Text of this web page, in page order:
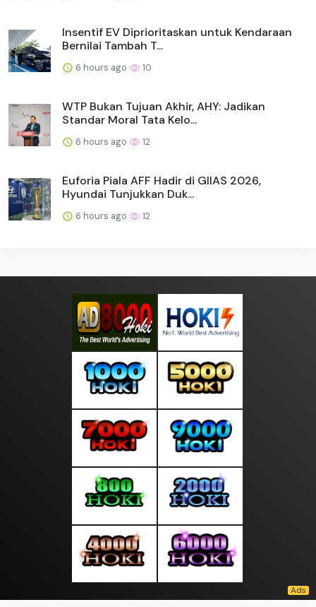
Insentif EV Diprioritaskan untuk Kendaraan
Bernilai Tambah T...
6 hours ago 10
WTP Bukan Tujuan Akhir, AHY: Jadikan
Standar Moral Tata Kelo...
6 hours ago 12
Euforia Piala AFF Hadir di GIIAS 2026,
Hyundai Tunjukkan Duk...
6 hours ago 12